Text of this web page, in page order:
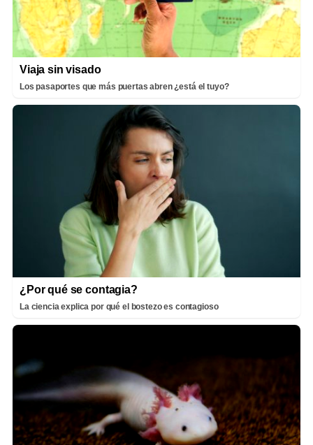
Viaja sin visado
Los pasaportes que más puertas abren ¿está el tuyo?
¿Por qué se contagia?
La ciencia explica por qué el bostezo es contagioso